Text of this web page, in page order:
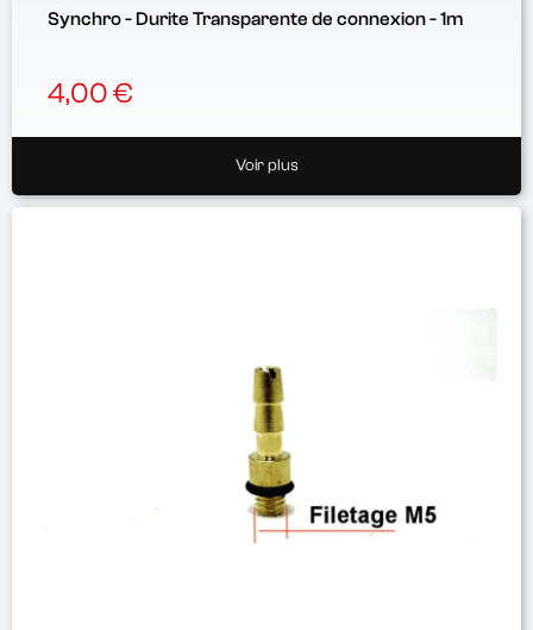
Synchro - Durite Transparente de connexion - 1m
4,00 €
Voir plus